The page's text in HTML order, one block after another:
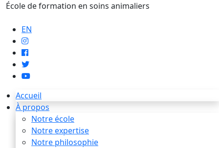
École de formation en soins animaliers
EN
Accueil
À propos
Notre école
Notre expertise
Notre philosophie